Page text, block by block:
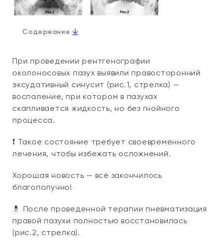
Содержание ↓
При проведении рентгенографии
околоносовых пазух выявили правосторонний
эксудативный синусит (рис.1, стрелка) —
воспаление, при котором в пазухах
скапливается жидкость, но без гнойного
процесса.
❗️ Такое состояние требует своевременного
лечения, чтобы избежать осложнений.
Хорошая новость — всё закончилось
благополучно!
💊 После проведенной терапии пневматизация
правой пазухи полностью восстановилась
(рис.2, стрелка).